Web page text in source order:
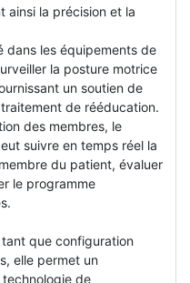
ainsi la précision et la
dans les équipements de
la posture motrice
un soutien de
de rééducation.
des membres, le
suivre en temps réel la
du patient, évaluer
le programme
tant que configuration
elle permet un
de